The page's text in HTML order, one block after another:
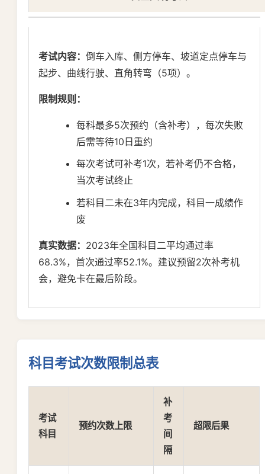
考试内容：倒车入库、侧方停车、坡道定点停车与
起步、曲线行驶、直角转弯（5项）。
限制规则：
每科最多5次预约（含补考），每次失败
后需等待10日重约
每次考试可补考1次，若补考仍不合格，
当次考试终止
若科目二未在3年内完成，科目一成绩作
废
真实数据： 2023年全国科目二平均通过率
68.3%，首次通过率52.1%。建议预留2次补考机
会，避免卡在最后阶段。
科目考试次数限制总表
考试
科目
预约次数上限
补
考
间
隔
超限后果